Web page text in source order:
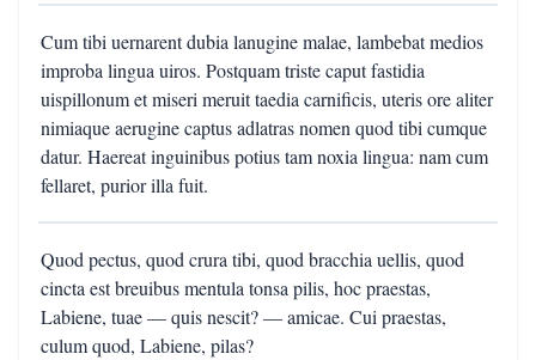
Cum tibi uernarent dubia lanugine malae, lambebat medios
improba lingua uiros. Postquam triste caput fastidia
uispillonum et miseri meruit taedia carnificis, uteris ore aliter
nimiaque aerugine captus adlatras nomen quod tibi cumque
datur. Haereat inguinibus potius tam noxia lingua: nam cum
fellaret, purior illa fuit.
Quod pectus, quod crura tibi, quod bracchia uellis, quod
cincta est breuibus mentula tonsa pilis, hoc praestas,
Labiene, tuae — quis nescit? — amicae. Cui praestas,
culum quod, Labiene, pilas?